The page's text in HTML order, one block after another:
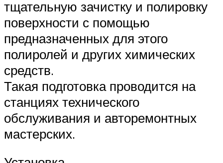
тщательную зачистку и полировку
поверхности с помощью
предназначенных для этого
полиролей и других химических
средств.
Такая подготовка проводится на
станциях технического
обслуживания и авторемонтных
мастерских.